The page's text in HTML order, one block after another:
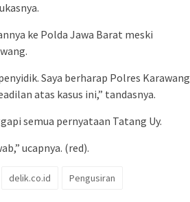
ke Polda Jawa Barat meski
Saya berharap Polres Karawang
atas kasus ini,” tandasnya.
semua pernyataan Tatang Uy.
ucapnya. (red).
delik.co.id
Pengusiran